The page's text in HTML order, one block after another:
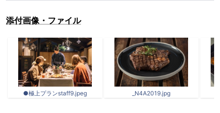
添付画像・ファイル
●極上プランstaff9.jpeg _N4A2019.jpg